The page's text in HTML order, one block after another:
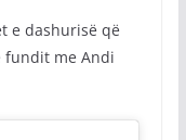
e dashurisë që
fundit me Andi